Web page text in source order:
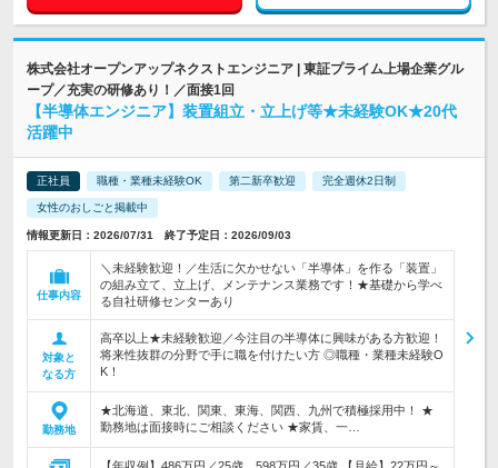
株式会社オープンアップネクストエンジニア | 東証プライム上場企業グル
ープ／充実の研修あり！／面接1回
【半導体エンジニア】装置組立・立上げ等★未経験OK★20代
活躍中
正社員 職種・業種未経験OK 第二新卒歓迎 完全週休2日制
女性のおしごと掲載中
情報更新日：2026/07/31 終了予定日：2026/09/03
仕事内容
＼未経験歓迎！／生活に欠かせない「半導体」を作る「装置」
の組み立て、立上げ、メンテナンス業務です！★基礎から学べ
る自社研修センターあり
対象と
なる方
高卒以上★未経験歓迎／今注目の半導体に興味がある方歓迎！
将来性抜群の分野で手に職を付けたい方 ◎職種・業種未経験O
K！
勤務地
★北海道、東北、関東、東海、関西、九州で積極採用中！ ★
勤務地は面接時にご相談ください ★家賃、一…